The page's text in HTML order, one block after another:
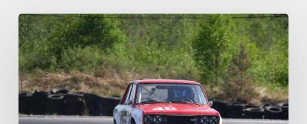
TriboDy-
oljer
i
Arvo
Laitisens
Datsun